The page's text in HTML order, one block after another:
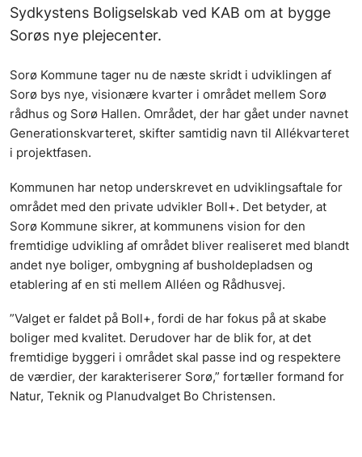
Sydkystens Boligselskab ved KAB om at bygge
Sorøs nye plejecenter.
Sorø Kommune tager nu de næste skridt i udviklingen af
Sorø bys nye, visionære kvarter i området mellem Sorø
rådhus og Sorø Hallen. Området, der har gået under navnet
Generationskvarteret, skifter samtidig navn til Allékvarteret
i projektfasen.
Kommunen har netop underskrevet en udviklingsaftale for
området med den private udvikler Boll+. Det betyder, at
Sorø Kommune sikrer, at kommunens vision for den
fremtidige udvikling af området bliver realiseret med blandt
andet nye boliger, ombygning af busholdepladsen og
etablering af en sti mellem Alléen og Rådhusvej.
”Valget er faldet på Boll+, fordi de har fokus på at skabe
boliger med kvalitet. Derudover har de blik for, at det
fremtidige byggeri i området skal passe ind og respektere
de værdier, der karakteriserer Sorø,” fortæller formand for
Natur, Teknik og Planudvalget Bo Christensen.